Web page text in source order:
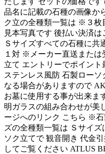
品名に記載の石種の画像か
ク立の全種類一覧は ※３枚
見本写真です 後払い決済
Ｓサイズすべての石種に
１対 ※メーカー直送または
立て エントリーでポイン
ステンレス風防 石製ロー
なる場合がありますので
お墓に使用する事が出来
明ガラスの組み合わせが美
ージへのリンク こちら ※
ズの全種類一覧は Ｓサイ
ソク立てで 観音開き 代金
してご覧ください ATLUS